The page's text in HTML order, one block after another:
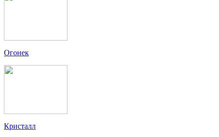
Огонек
Кристалл